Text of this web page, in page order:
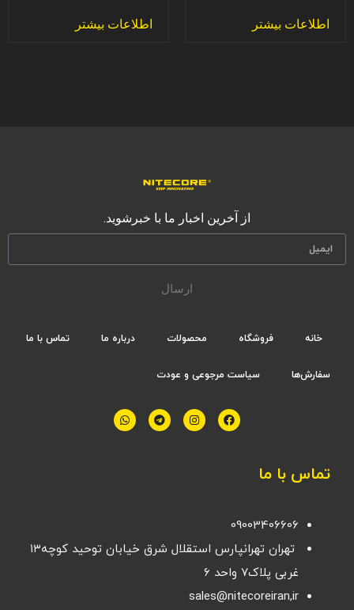
اطلاعات بیشتر اطلاعات بیشتر
از آخرین اخبار ما با خبرشوید.
ارسال
خانه فروشگاه محصولات درباره ما تماس با ما
سفارش‌ها سیاست مرجوعی و عودت
تماس با ما
09003406606
تهران تهرانپارس استقلال شرق خیابان توحید کوچه۱۳
غربی پلاک۷ واحد ۶
sales@nitecoreiran,ir